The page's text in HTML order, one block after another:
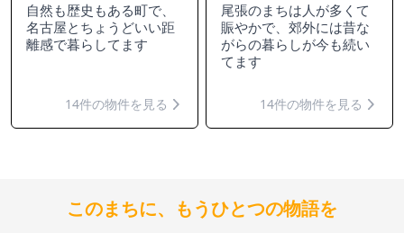
自然も歴史もある町で、
名古屋とちょうどいい距
離感で暮らしてます
14件の物件を見る
尾張のまちは人が多くて
賑やかで、郊外には昔な
がらの暮らしが今も続い
てます
14件の物件を見る
このまちに、もうひとつの物語を